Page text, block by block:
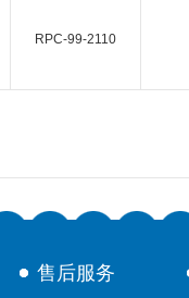
RPC-99-2110
售后服务